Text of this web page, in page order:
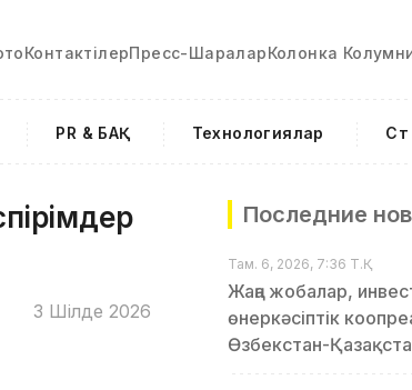
КонтактілерПресс-ШараларКолонка
PR & БАҚ Технологиялар
3 Шілде 2026
Последние
Там. 6, 2026, 7:36 Т.Қ.
Жаңа жобалар,
өнеркәсіптік
Өзбекстан-